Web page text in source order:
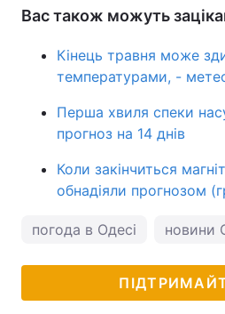
Вас також можуть
Кінець травня може
температурами, -
Перша хвиля спеки
прогноз на 14 днів
Коли закінчиться
обнадіяли прогнозом
погода в Одесі новини